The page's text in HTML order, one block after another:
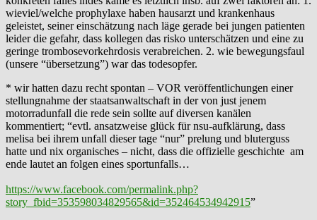
wieviel/welche prophylaxe haben hausarzt und krankenhaus
geleistet, seiner einschätzung nach läge gerade bei jungen patienten
leider die gefahr, dass kollegen das risko unterschätzen und eine zu
geringe trombosevorkehrdosis verabreichen. 2. wie bewegungsfaul
(unsere “übersetzung”) war das todesopfer.
* wir hatten dazu recht spontan – VOR veröffentlichungen einer
stellungnahme der staatsanwaltschaft in der von just jenem
motorradunfall die rede sein sollte auf diversen kanälen
kommentiert; “evtl. ansatzweise glück für nsu-aufklärung, dass
melisa bei ihrem unfall dieser tage “nur” prelung und bluterguss
hatte und nix organisches – nicht, dass die offizielle geschichte am
ende lautet an folgen eines sportunfalls…
https://www.facebook.com/permalink.php?
story_fbid=353598034829565&id=352464534942915”